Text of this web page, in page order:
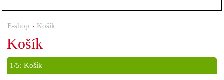
E-shop Košík
Košík
1/5: Košík